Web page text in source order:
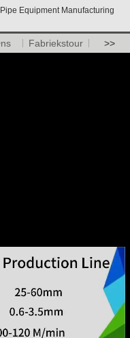
Equipment Manufacturing
Fabriekstour >>